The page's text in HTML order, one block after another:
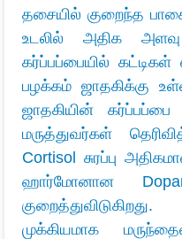
தசையில் குறைந்த பாகை
உடலில் அதிக அளவு
கர்ப்பப்பையில்
பழக்கம் ஜாதகிக்கு
ஜாதகியின்
மருத்துவர்கள்
Cortisol சுரப்பு
ஹார்மோனான
முக்கியமாக